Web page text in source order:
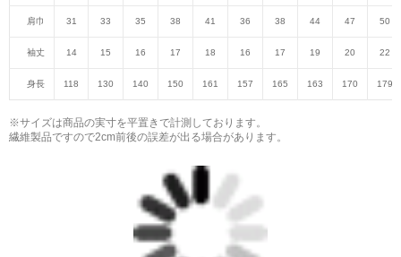
肩巾 31 33 35 38 41 36 38 44 47 50
袖丈 14 15 16 17 18 16 17 19 20 22
身長 118 130 140 150 161 157 165 163 170 179
※サイズは商品の実寸を平置きで計測しております。
繊維製品ですので2cm前後の誤差が出る場合があります。